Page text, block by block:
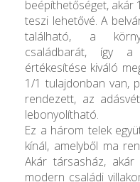
beépíthetőséget, akár
teszi lehetővé. A
található, a
családbarát, így a
értékesítése kiváló
1/1 tulajdonban van,
rendezett, az
lebonyolítható.
Ez a három telek
kínál, amelyből ma
Akár társasház,
modern családi